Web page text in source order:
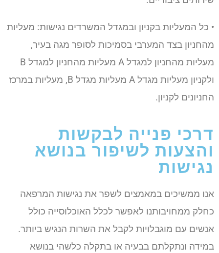
• כל המעליות בקניון ובמגדל המשרדים נגישות: מעליות
מהחניון בצד המערבי בסמיכות לסופר מגה בעיר,
מעליות מהחניון למגדל A מעליות מהחניון למגדל B
ולקניון מעליות מגדל A מעליות מגדל B, מעליות במרכז
החניונים לקניון.
דרכי פנייה לבקשות
והצעות לשיפור בנושא
נגישות
אנו ממשיכים במאמצים לשפר את נגישות המרפאה
כחלק ממחויבותנו לאפשר לכלל האוכלוסייה כולל
אנשים עם מוגבלויות לקבל את השרות הנגיש ביותר.
במידה ונתקלתם בבעיה או בתקלה כלשהי בנושא